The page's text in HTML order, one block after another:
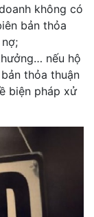
không có
bản thỏa
nếu hộ
thỏa thuận
biện pháp xử